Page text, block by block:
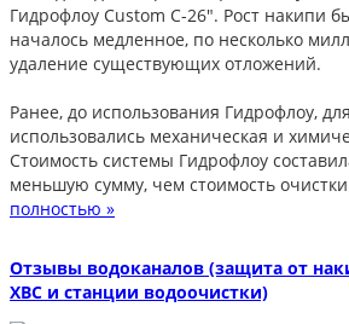
Гидрофлоу Custom C-26". Рост накипи
началось медленное, по несколько
удаление существующих отложений.
Ранее, до использования Гидрофлоу,
использовались механическая и
Стоимость системы Гидрофлоу
меньшую сумму, чем стоимость
полностью »
Отзывы водоканалов (защита от
ХВС и станции водоочистки)